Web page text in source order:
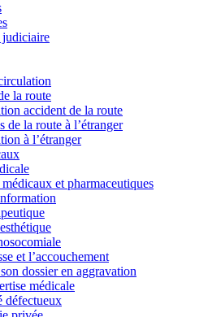
judiciaire
la route
accident de la route
de la route à l’étranger
à l’étranger
et pharmaceutiques
et l’accouchement
dossier en aggravation
médicale
défectueux